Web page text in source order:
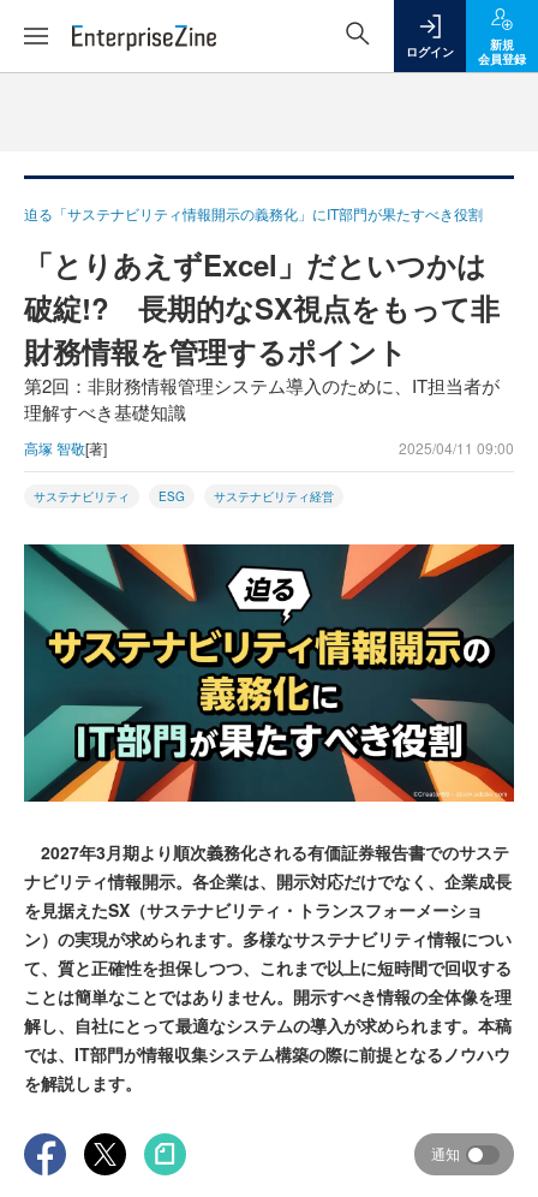
ログイン
新規
会員登録
迫る「サステナビリティ情報開示の義務化」にIT部門が果たすべき役割
「とりあえずExcel」だといつかは
破綻!? 長期的なSX視点をもって非
財務情報を管理するポイント
第2回：非財務情報管理システム導入のために、IT担当者が
理解すべき基礎知識
高塚 智敬[著] 2025/04/11 09:00
サステナビリティ ESG サステナビリティ経営
2027年3月期より順次義務化される有価証券報告書でのサステ
ナビリティ情報開示。各企業は、開示対応だけでなく、企業成長
を見据えたSX（サステナビリティ・トランスフォーメーショ
ン）の実現が求められます。多様なサステナビリティ情報につい
て、質と正確性を担保しつつ、これまで以上に短時間で回収する
ことは簡単なことではありません。開示すべき情報の全体像を理
解し、自社にとって最適なシステムの導入が求められます。本稿
では、IT部門が情報収集システム構築の際に前提となるノウハウ
を解説します。
通知